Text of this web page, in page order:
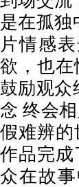
是在孤独
片情感
欲，也
鼓励观众
念 终会
假难辨
作品完
众在故